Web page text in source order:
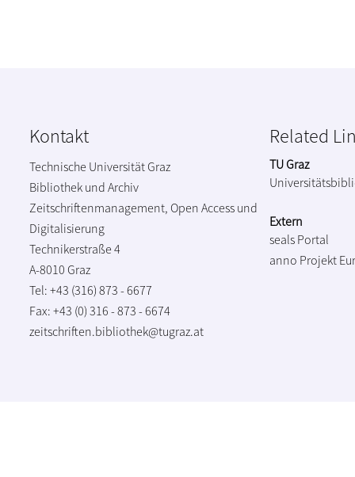
Kontakt
Technische Universität Graz
Bibliothek und Archiv
Zeitschriftenmanagement, Open Access und
Digitalisierung
Technikerstraße 4
A-8010 Graz
Tel: +43 (316) 873 - 6677
Fax: +43 (0) 316 - 873 - 6674
zeitschriften.bibliothek@tugraz.at
Related
TU Graz
Extern
seals Portal
anno Projekt